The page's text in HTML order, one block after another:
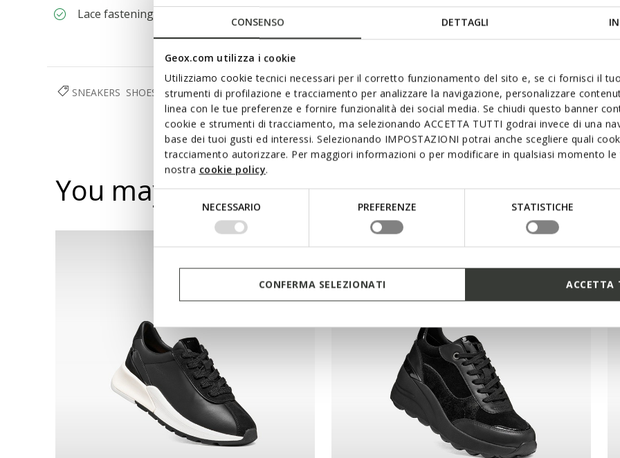
CONSENSO DETTAGLI
Geox.com utilizza i cookie
Utilizziamo cookie tecnici necessari per il corretto funzionamento del sito e, se ci fornisci il
strumenti di profilazione e tracciamento per analizzare la navigazione, personalizzare
linea con le tue preferenze e fornire funzionalità dei social media. Se chiudi questo banner
cookie e strumenti di tracciamento, ma selezionando ACCETTA TUTTI godrai invece di una
base dei tuoi gusti ed interessi. Selezionando IMPOSTAZIONI potrai anche scegliere quali
tracciamento autorizzare. Per maggiori informazioni o per modificare in qualsiasi momento
nostra cookie policy.
consenso
NECESSARIO PREFERENZE STATISTICHE
CONFERMA SELEZIONATI ACCETTA
Lace fastening; Removable insole
SNEAKERS SHOES WOMAN
You may also like